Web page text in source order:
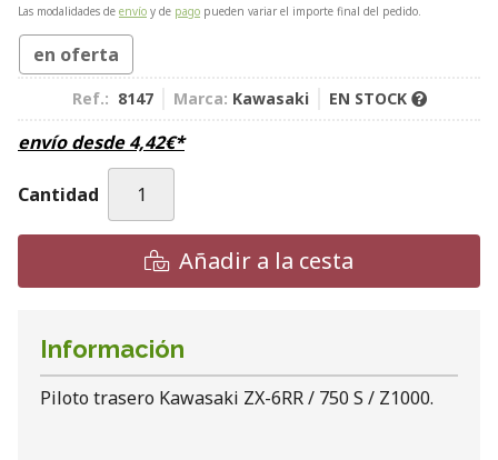
Las modalidades de envío y de pago pueden variar el importe final del pedido.
en oferta
Ref.: 8147 Marca: Kawasaki EN STOCK
envío desde4,42€*
Cantidad
Añadir a la cesta
Información
Piloto trasero Kawasaki ZX-6RR / 750 S / Z1000.